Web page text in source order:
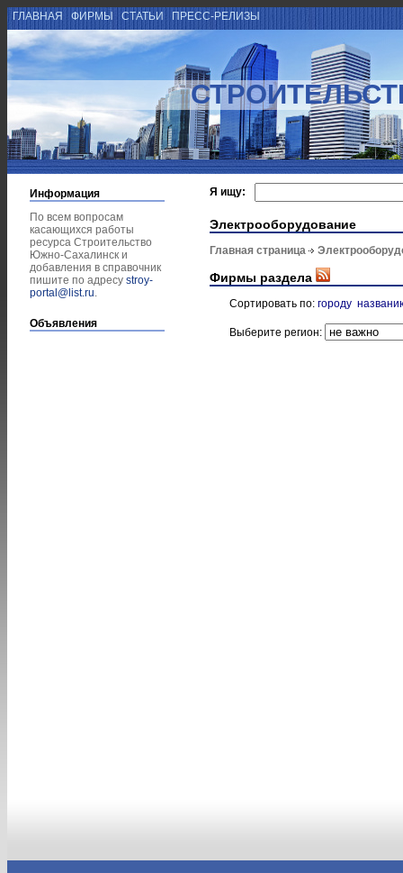
ГЛАВНАЯ ФИРМЫ СТАТЬИ ПРЕСС-РЕЛИЗЫ
Информация
По всем вопросам
касающихся работы
ресурса Строительство
Южно-Сахалинск и
добавления в справочник
пишите по адресу stroy-
portal@list.ru.
Объявления
Я ищу:
Электрооборудование
Главная страница
Фирмы раздела
Сортировать по: городу
Выберите регион: